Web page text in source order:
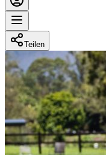
Teilen